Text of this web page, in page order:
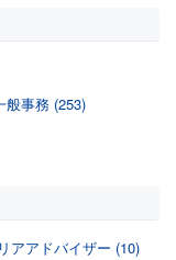
般事務 (253)
アアドバイザー (10)